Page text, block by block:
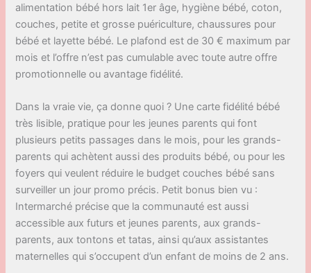
alimentation bébé hors lait 1er âge, hygiène bébé, coton,
couches, petite et grosse puériculture, chaussures pour
bébé et layette bébé. Le plafond est de 30 € maximum par
mois et l’offre n’est pas cumulable avec toute autre offre
promotionnelle ou avantage fidélité.
Dans la vraie vie, ça donne quoi ? Une carte fidélité bébé
très lisible, pratique pour les jeunes parents qui font
plusieurs petits passages dans le mois, pour les grands-
parents qui achètent aussi des produits bébé, ou pour les
foyers qui veulent réduire le budget couches bébé sans
surveiller un jour promo précis. Petit bonus bien vu :
Intermarché précise que la communauté est aussi
accessible aux futurs et jeunes parents, aux grands-
parents, aux tontons et tatas, ainsi qu’aux assistantes
maternelles qui s’occupent d’un enfant de moins de 2 ans.